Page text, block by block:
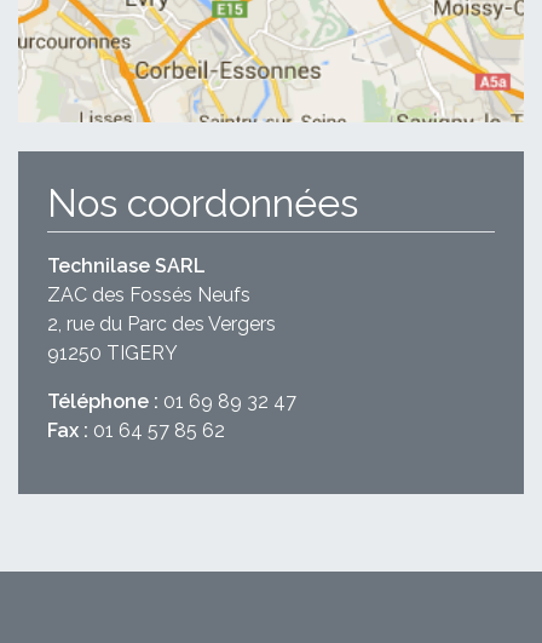
Nos coordonnées
Technilase SARL
ZAC des Fossés Neufs
2, rue du Parc des Vergers
91250 TIGERY
Téléphone : 01 69 89 32 47
Fax : 01 64 57 85 62